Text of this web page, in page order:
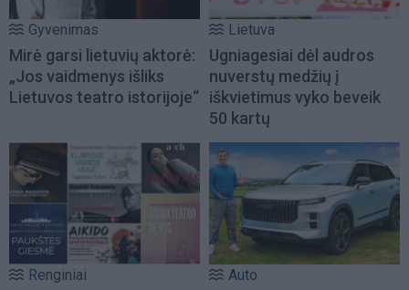
Gyvenimas
Mirė garsi lietuvių aktorė:
„Jos vaidmenys išliks
Lietuvos teatro istorijoje“
Lietuva
Ugniagesiai dėl audros
nuverstų medžių į
iškvietimus vyko beveik
50 kartų
Renginiai Auto